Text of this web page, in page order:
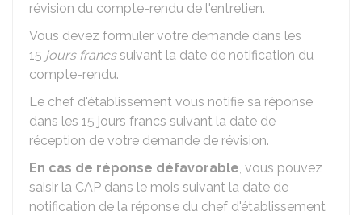
révision du compte-rendu de l'entretien.
Vous devez formuler votre demande dans les
15 jours francssuivant la date de notification du
compte-rendu.
Le chef d'établissement vous notifie sa réponse
dans les 15 jours francs suivant la date de
réception de votre demande de révision.
En cas de réponse défavorable, vous pouvez
saisir la CAP dans le mois suivant la date de
notification de la réponse du chef d'établissement